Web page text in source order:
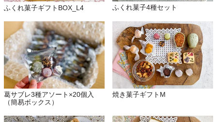
ふくれ菓子ギフトBOX_L4 ふくれ菓子4種セット
葛サブレ3種アソート×20個入
（簡易ボックス）
焼き菓子ギフトM